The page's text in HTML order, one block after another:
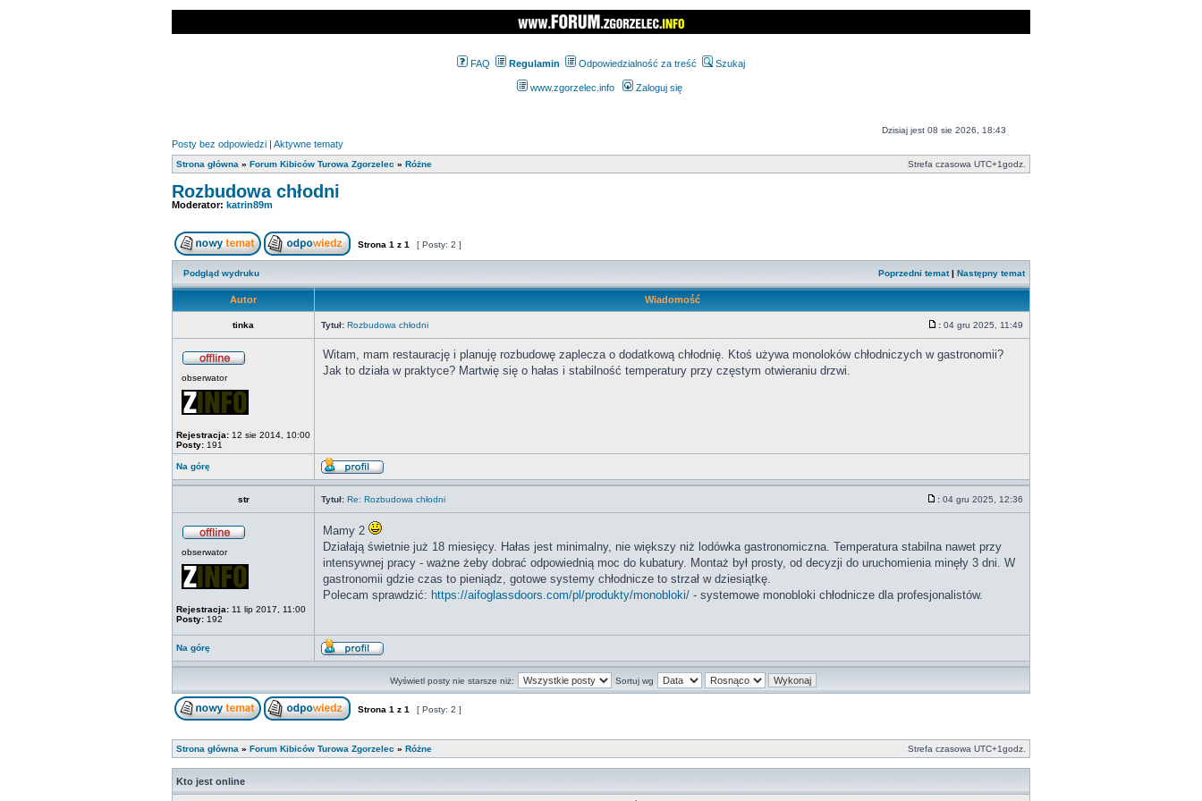
FAQ Regulamin Odpowiedzialność za treść Szukaj
www.zgorzelec.info Zaloguj się
Dzisiaj jest 08 sie 2026, 18:43
Posty bez odpowiedzi | Aktywne tematy
Strona główna » Forum Kibiców Turowa Zgorzelec » Różne Strefa czasowa UTC+1godz.
Rozbudowa chłodni
Moderator: katrin89m
Strona 1 z 1 [ Posty: 2 ]
Podgląd wydruku Poprzedni temat| Następny temat
Autor Wiadomość
tinka Tytuł: Rozbudowa chłodni : 04 gru 2025, 11:49
obserwator
Rejestracja: 12 sie 2014, 10:00
Posty: 191
Witam, mam restaurację i planuję rozbudowę zaplecza o dodatkową chłodnię. Ktoś używa monoloków chłodniczych w gastronomii?
Jak to działa w praktyce? Martwię się o hałas i stabilność temperatury przy częstym otwieraniu drzwi.
Na górę
str Tytuł: Re: Rozbudowa chłodni : 04 gru 2025, 12:36
obserwator
Rejestracja: 11 lip 2017, 11:00
Posty: 192
Mamy 2
Działają świetnie już 18 miesięcy. Hałas jest minimalny, nie większy niż lodówka gastronomiczna. Temperatura stabilna nawet przy
intensywnej pracy - ważne żeby dobrać odpowiednią moc do kubatury. Montaż był prosty, od decyzji do uruchomienia minęły 3 dni. W
gastronomii gdzie czas to pieniądz, gotowe systemy chłodnicze to strzał w dziesiątkę.
Polecam sprawdzić: https://aifoglassdoors.com/pl/produkty/monobloki/ - systemowe monobloki chłodnicze dla profesjonalistów.
Na górę
Wyświetl posty nie starsze niż: Sortuj wg
Strona 1 z 1 [ Posty: 2 ]
Strona główna » Forum Kibiców Turowa Zgorzelec » Różne Strefa czasowa UTC+1godz.
Kto jest online